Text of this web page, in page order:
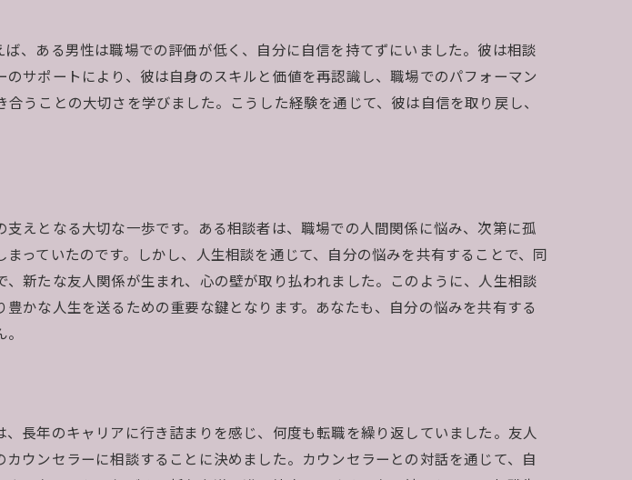
、ある男性は職場での評価が低く、自分に自信を持てずにいました。彼は相談
サポートにより、彼は自身のスキルと価値を再認識し、職場でのパフォーマン
うことの大切さを学びました。こうした経験を通じて、彼は自信を取り戻し、
えとなる大切な一歩です。ある相談者は、職場での人間関係に悩み、次第に孤
っていたのです。しかし、人生相談を通じて、自分の悩みを共有することで、同
新たな友人関係が生まれ、心の壁が取り払われました。このように、人生相談
かな人生を送るための重要な鍵となります。あなたも、自分の悩みを共有する
長年のキャリアに行き詰まりを感じ、何度も転職を繰り返していました。友人
ウンセラーに相談することに決めました。カウンセラーとの対話を通じて、自